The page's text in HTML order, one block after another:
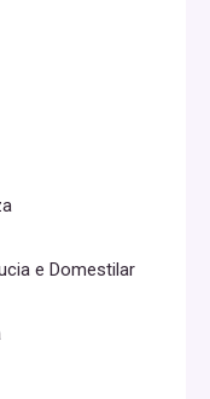
e Domestilar